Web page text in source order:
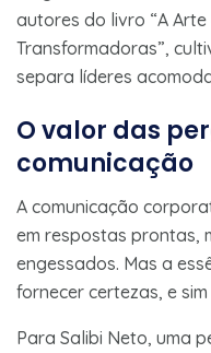
autores do livro “A
Transformadoras”,
separa líderes
O valor das
comunicação
A comunicação
em respostas prontas,
engessados. Mas a
fornecer certezas, e
Para Salibi Neto, uma